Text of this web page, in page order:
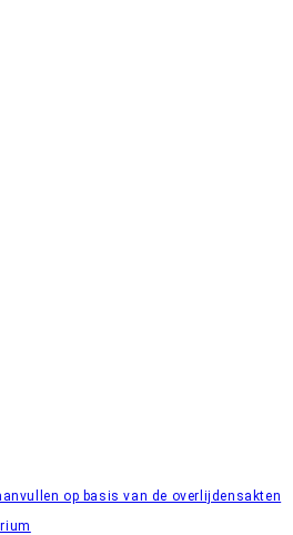
op basis van de overlijdensakten